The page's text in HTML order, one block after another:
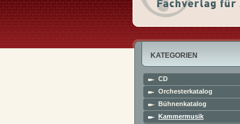
KATEGORIEN
CD
Orchesterkatalog
Bühnenkatalog
Kammermusik